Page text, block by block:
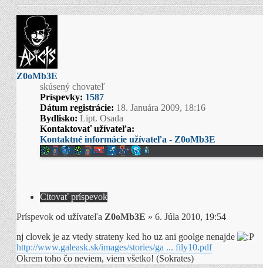
Z0oMb3E
skúsený chovateľ
Príspevky: 1587
Dátum registrácie: 18. Januára 2009, 18:16
Bydlisko: Lipt. Osada
Kontaktovať užívateľa:
Kontaktné informácie užívateľa - Z0oMb3E
ICQ Odkaz na vlastný web
Citovať príspevok
Príspevok od užívateľa Z0oMb3E » 6. Júla 2010, 19:54
nj clovek je az vtedy strateny ked ho uz ani goolge nenajde
http://www.galeask.sk/images/stories/ga ... fily10.pdf
Okrem toho čo neviem, viem všetko! (Sokrates)